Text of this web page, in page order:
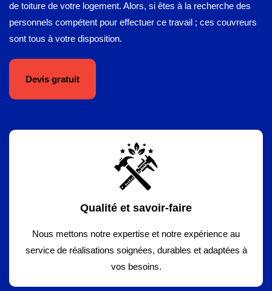
de toiture de votre logement. Alors, si êtes à la recherche des
personnels compétent pour effectuer ce travail ; ces couvreurs
sont tous à votre disposition.
Devis gratuit
Qualité et savoir-faire
Nous mettons notre expertise et notre expérience au
service de réalisations soignées, durables et adaptées à
vos besoins.